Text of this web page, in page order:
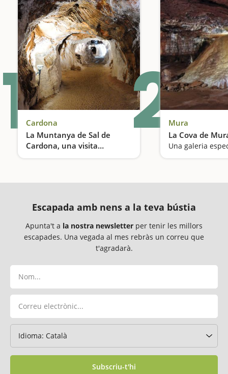
1 Cardona
La Muntanya de Sal de
Cardona, una visita
sorprenent
Una aventura subterrània fascinant
2Mura
La Cova de
Una galeria
Escapada amb nens a la teva bústia
Apunta't a la nostra newsletter per tenir les millors
escapades. Una vegada al mes rebràs un correu que
t'agradarà.
Subscriu-t'hi